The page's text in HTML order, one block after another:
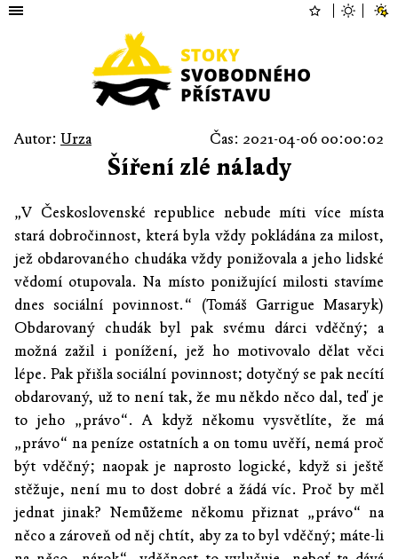
Autor: Urza Čas: 2021-04-06 00:00:02
Šíření zlé nálady
„V Československé republice nebude míti více místa
stará dobročinnost, která byla vždy pokládána za milost,
jež obdarovaného chudáka vždy ponižovala a jeho lidské
vědomí otupovala. Na místo ponižující milosti stavíme
dnes sociální povinnost.“ (Tomáš Garrigue Masaryk)
Obdarovaný chudák byl pak svému dárci vděčný; a
možná zažil i ponížení, jež ho motivovalo dělat věci
lépe. Pak přišla sociální povinnost; dotyčný se pak necítí
obdarovaný, už to není tak, že mu někdo něco dal, teď je
to jeho „právo“. A když někomu vysvětlíte, že má
„právo“ na peníze ostatních a on tomu uvěří, nemá proč
být vděčný; naopak je naprosto logické, když si ještě
stěžuje, není mu to dost dobré a žádá víc. Proč by měl
jednat jinak? Nemůžeme někomu přiznat „právo“ na
něco a zároveň od něj chtít, aby za to byl vděčný; máte-li